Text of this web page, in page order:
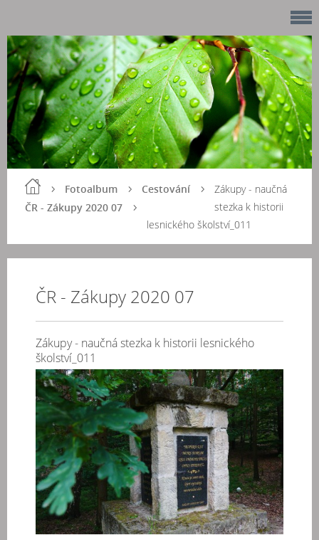
Fotoalbum
Cestování
ČR - Zákupy 2020 07
Zákupy - naučná
stezka k historii
lesnického školství_011
ČR - Zákupy 2020 07
Zákupy - naučná stezka k historii lesnického
školství_011